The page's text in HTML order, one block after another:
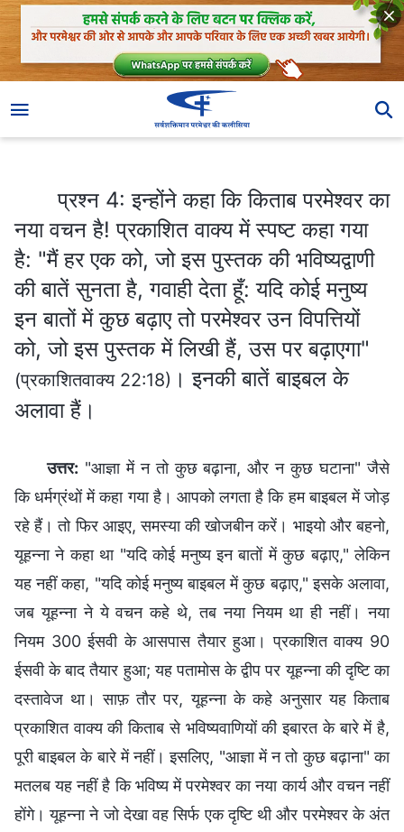
प्रश्न 4: इन्होंने कहा कि किताब परमेश्वर का
नया वचन है! प्रकाशित वाक्य में स्पष्ट कहा गया
है: "मैं हर एक को, जो इस पुस्तक की भविष्यद्वाणी
की बातें सुनता है, गवाही देता हूँ: यदि कोई मनुष्य
इन बातों में कुछ बढ़ाए तो परमेश्‍वर उन विपत्तियों
को, जो इस पुस्तक में लिखी हैं, उस पर बढ़ाएगा"
(प्रकाशितवाक्य 22:18) । इनकी बातें बाइबल के
अलावा हैं।
उत्तर: "आज्ञा में न तो कुछ बढ़ाना, और न कुछ घटाना" जैसे
कि धर्मग्रंथों में कहा गया है। आपको लगता है कि हम बाइबल में जोड़
रहे हैं। तो फिर आइए, समस्या की खोजबीन करें। भाइयो और बहनो,
यूहन्ना ने कहा था "यदि कोई मनुष्य इन बातों में कुछ बढ़ाए," लेकिन
यह नहीं कहा, "यदि कोई मनुष्य बाइबल में कुछ बढ़ाए," इसके अलावा,
जब यूहन्ना ने ये वचन कहे थे, तब नया नियम था ही नहीं। नया
नियम 300 ईसवी के आसपास तैयार हुआ। प्रकाशित वाक्य 90
ईसवी के बाद तैयार हुआ; यह पतामोस के द्वीप पर यूहन्ना की दृष्टि का
दस्तावेज था। साफ़ तौर पर, यूहन्ना के कहे अनुसार यह किताब
प्रकाशित वाक्य की किताब से भविष्यवाणियों की इबारत के बारे में है,
पूरी बाइबल के बारे में नहीं। इसलिए, "आज्ञा में न तो कुछ बढ़ाना" का
मतलब यह नहीं है कि भविष्य में परमेश्वर का नया कार्य और वचन नहीं
होंगे। यूहन्ना ने जो देखा वह सिर्फ एक दृष्टि थी और परमेश्वर के अंत